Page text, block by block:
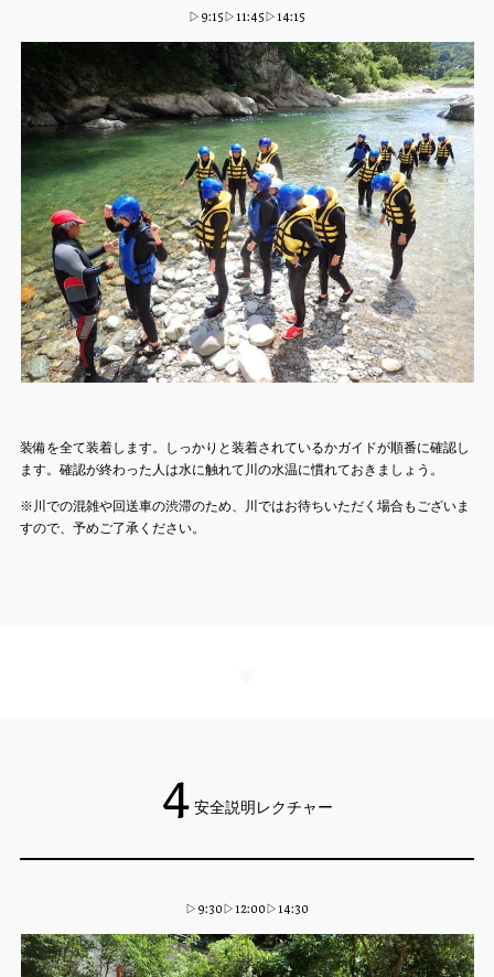
▷9:15▷11:45▷14:15
装備を全て装着します。しっかりと装着されているかガイドが順番に確認し
ます。確認が終わった人は水に触れて川の水温に慣れておきましょう。
※川での混雑や回送車の渋滞のため、川ではお待ちいただく場合もございま
すので、予めご了承ください。
4安全説明レクチャー
▷9:30▷12:00▷14:30